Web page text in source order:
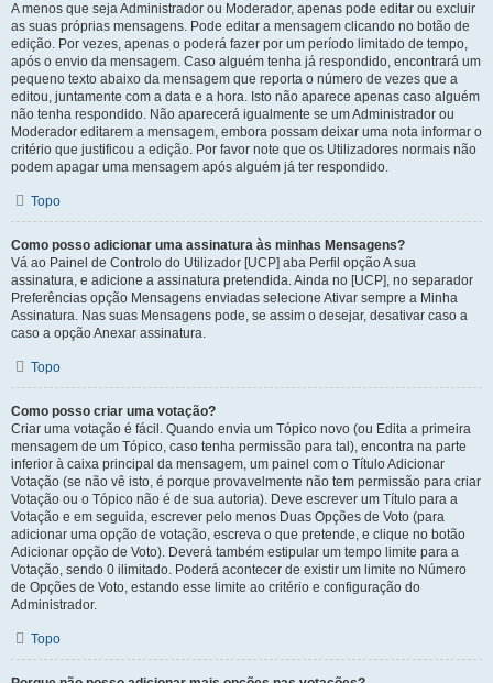
A menos que seja Administrador ou Moderador, apenas pode editar ou excluir
as suas próprias mensagens. Pode editar a mensagem clicando no botão de
edição. Por vezes, apenas o poderá fazer por um período limitado de tempo,
após o envio da mensagem. Caso alguém tenha já respondido, encontrará um
pequeno texto abaixo da mensagem que reporta o número de vezes que a
editou, juntamente com a data e a hora. Isto não aparece apenas caso alguém
não tenha respondido. Não aparecerá igualmente se um Administrador ou
Moderador editarem a mensagem, embora possam deixar uma nota informar o
critério que justificou a edição. Por favor note que os Utilizadores normais não
podem apagar uma mensagem após alguém já ter respondido.
Topo
Como posso adicionar uma assinatura às minhas Mensagens?
Vá ao Painel de Controlo do Utilizador [UCP] aba Perfil opção A sua
assinatura, e adicione a assinatura pretendida. Ainda no [UCP], no separador
Preferências opção Mensagens enviadas selecione Ativar sempre a Minha
Assinatura. Nas suas Mensagens pode, se assim o desejar, desativar caso a
caso a opção Anexar assinatura.
Topo
Como posso criar uma votação?
Criar uma votação é fácil. Quando envia um Tópico novo (ou Edita a primeira
mensagem de um Tópico, caso tenha permissão para tal), encontra na parte
inferior à caixa principal da mensagem, um painel com o Título Adicionar
Votação (se não vê isto, é porque provavelmente não tem permissão para criar
Votação ou o Tópico não é de sua autoria). Deve escrever um Título para a
Votação e em seguida, escrever pelo menos Duas Opções de Voto (para
adicionar uma opção de votação, escreva o que pretende, e clique no botão
Adicionar opção de Voto). Deverá também estipular um tempo limite para a
Votação, sendo 0 ilimitado. Poderá acontecer de existir um limite no Número
de Opções de Voto, estando esse limite ao critério e configuração do
Administrador.
Topo